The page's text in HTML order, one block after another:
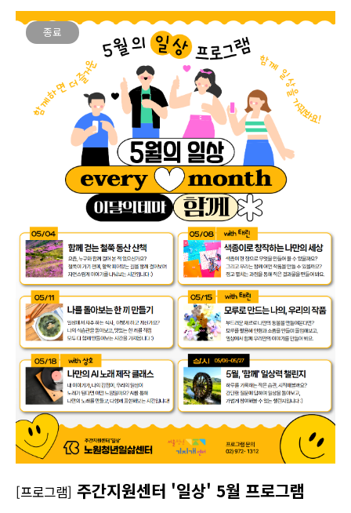
종료
[프로그램] 주간지원센터 '일상' 5월 프로그램